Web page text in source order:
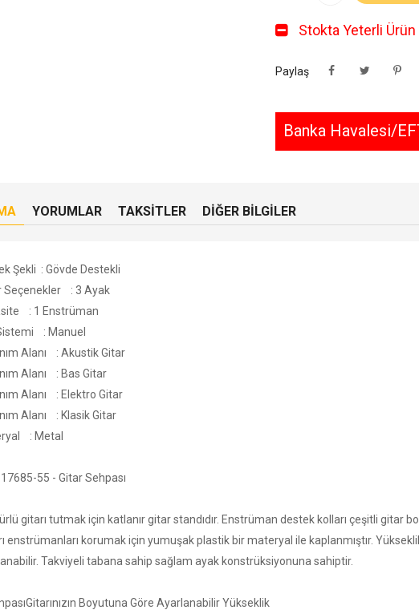
Stokta Yeterli Ürün
Paylaş
Banka Havalesi/
YORUMLAR TAKSITLER DIĞER BILGILER
Şekli : Gövde Destekli
Seçenekler : 3 Ayak
: 1 Enstrüman
: Manuel
Alanı : Akustik Gitar
Alanı : Bas Gitar
Alanı : Elektro Gitar
Alanı : Klasik Gitar
: Metal
17685-55 - Gitar Sehpası
gitarı tutmak için katlanır gitar standıdır. Enstrüman destek kolları çeşitli gitar
enstrümanları korumak için yumuşak plastik bir materyal ile kaplanmıştır.
Takviyeli tabana sahip sağlam ayak konstrüksiyonuna sahiptir.
Boyutuna Göre Ayarlanabilir Yükseklik